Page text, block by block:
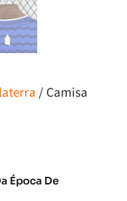
/ Camisa
Época De